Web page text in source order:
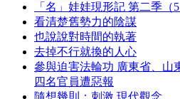
「名」娃娃現形記 第二季（5
看清楚舊勢力的陰謀
也說說對時間的執著
去掉不行就換的人心
參與迫害法輪功 廣東省、山
四名官員遭惡報